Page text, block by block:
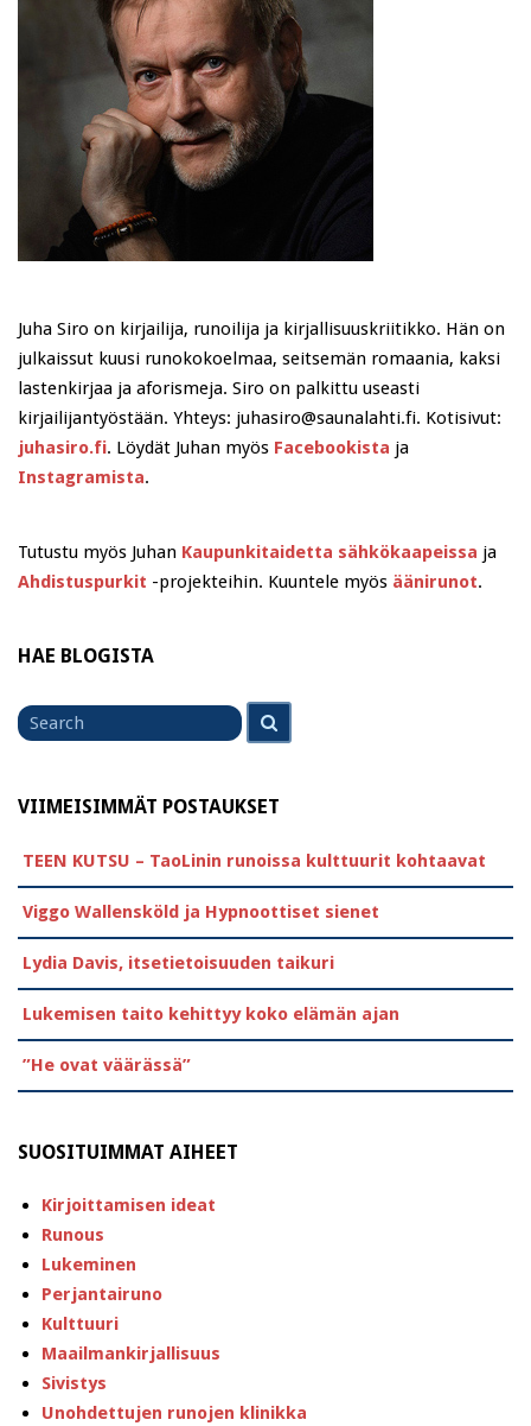
Juha Siro on kirjailija, runoilija ja kirjallisuuskriitikko. Hän on
julkaissut kuusi runokokoelmaa, seitsemän romaania, kaksi
lastenkirjaa ja aforismeja. Siro on palkittu useasti
kirjailijantyöstään. Yhteys: juhasiro@saunalahti.fi. Kotisivut:
juhasiro.fi. Löydät Juhan myös Facebookista ja
Instagramista.
Tutustu myös Juhan Kaupunkitaidetta sähkökaapeissa ja
Ahdistuspurkit -projekteihin. Kuuntele myös äänirunot.
HAE BLOGISTA
Search
for
VIIMEISIMMÄT POSTAUKSET
TEEN KUTSU – TaoLinin runoissa kulttuurit kohtaavat
Viggo Wallensköld ja Hypnoottiset sienet
Lydia Davis, itsetietoisuuden taikuri
Lukemisen taito kehittyy koko elämän ajan
”He ovat väärässä”
SUOSITUIMMAT AIHEET
Kirjoittamisen ideat
Runous
Lukeminen
Perjantairuno
Kulttuuri
Maailmankirjallisuus
Sivistys
Unohdettujen runojen klinikka